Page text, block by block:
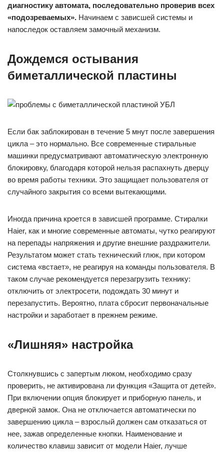
диагностику автомата, последовательно проверив всех
«подозреваемых». Начинаем с зависшей системы и
напоследок оставляем замочный механизм.
Дождемся остывания
биметаллической пластины
Если бак заблокирован в течение 5 мнут после завершения
цикла – это нормально. Все современные стиральные
машинки предусматривают автоматическую электронную
блокировку, благодаря которой нельзя распахнуть дверцу
во время работы техники. Это защищает пользователя от
случайного закрытия со всеми вытекающими.
Иногда причина кроется в зависшей программе. Стиралки
Haier, как и многие современные автоматы, чутко реагируют
на перепады напряжения и другие внешние раздражители.
Результатом может стать технический глюк, при котором
система «встает», не реагируя на команды пользователя. В
таком случае рекомендуется перезагрузить технику:
отключить от электросети, подождать 30 минут и
перезапустить. Вероятно, плата сбросит первоначальные
настройки и заработает в прежнем режиме.
«Лишняя» настройка
Столкнувшись с запертым люком, необходимо сразу
проверить, не активирована ли функция «Защита от детей».
При включении опция блокирует и приборную панель, и
дверной замок. Она не отключается автоматически по
завершению цикла – взрослый должен сам отказаться от
нее, зажав определенные кнопки. Наименование и
количество клавиш зависит от модели Haier, лучше